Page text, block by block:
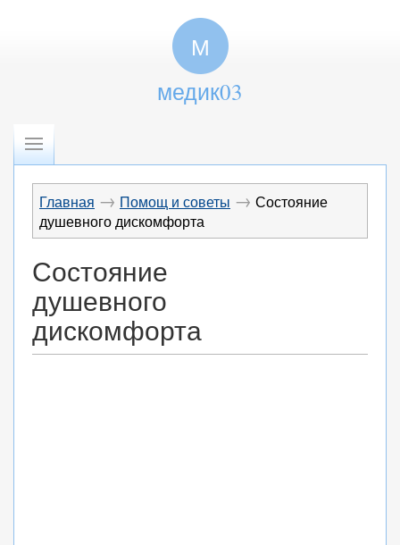
М
медик03
Главная → Помощ и советы → Состояние
душевного дискомфорта
Состояние
душевного
дискомфорта